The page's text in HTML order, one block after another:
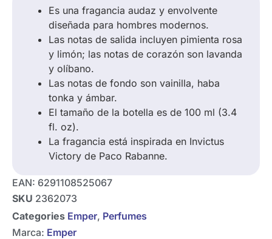
Es una fragancia audaz y envolvente
diseñada para hombres modernos.
Las notas de salida incluyen pimienta rosa
y limón; las notas de corazón son lavanda
y olíbano.
Las notas de fondo son vainilla, haba
tonka y ámbar.
El tamaño de la botella es de 100 ml (3.4
fl. oz).
La fragancia está inspirada en Invictus
Victory de Paco Rabanne.
EAN: 6291108525067
SKU 2362073
Categories Emper, Perfumes
Marca: Emper